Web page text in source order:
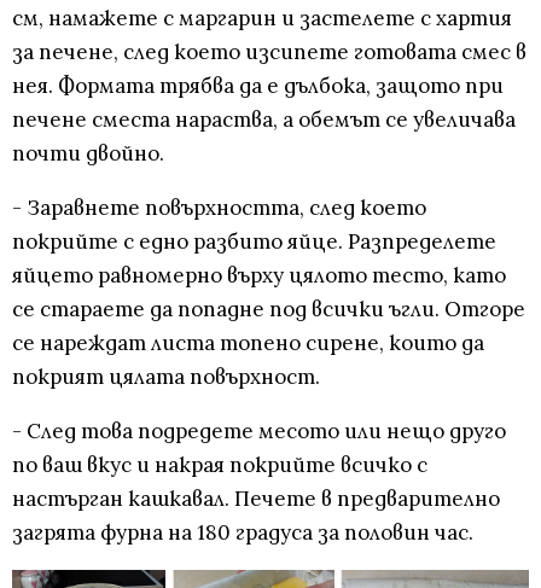
см, намажете с маргарин и застелете с хартия
за печене, след което изсипете готовата смес в
нея. Формата трябва да е дълбока, защото при
печене сместа нараства, а обемът се увеличава
почти двойно.
- Заравнете повърхността, след което
покрийте с едно разбито яйце. Разпределете
яйцето равномерно върху цялото тесто, като
се стараете да попадне под всички ъгли. Отгоре
се нареждат листа топено сирене, които да
покрият цялата повърхност.
- След това подредете месото или нещо друго
по ваш вкус и накрая покрийте всичко с
настърган кашкавал. Печете в предварително
загрята фурна на 180 градуса за половин час.